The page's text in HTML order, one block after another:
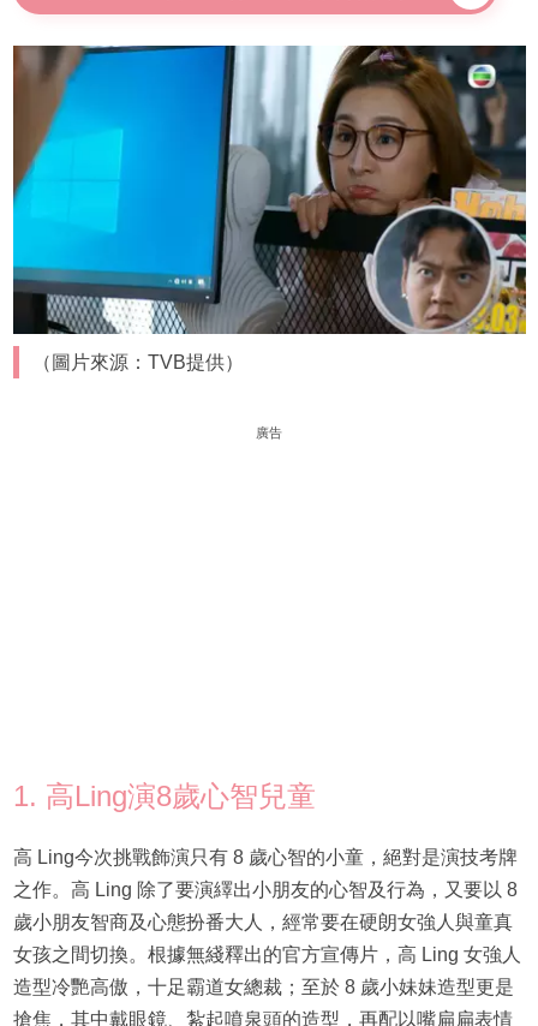
（圖片來源：TVB提供）
廣告
1. 高Ling演8歲心智兒童
高 Ling今次挑戰飾演只有 8 歲心智的小童，絕對是演技考牌
之作。高 Ling 除了要演繹出小朋友的心智及行為，又要以 8
歲小朋友智商及心態扮番大人，經常要在硬朗女強人與童真
女孩之間切換。根據無綫釋出的官方宣傳片，高 Ling 女強人
造型冷艷高傲，十足霸道女總裁；至於 8 歲小妹妹造型更是
搶焦，其中戴眼鏡、紮起噴泉頭的造型，再配以嘴扁扁表情